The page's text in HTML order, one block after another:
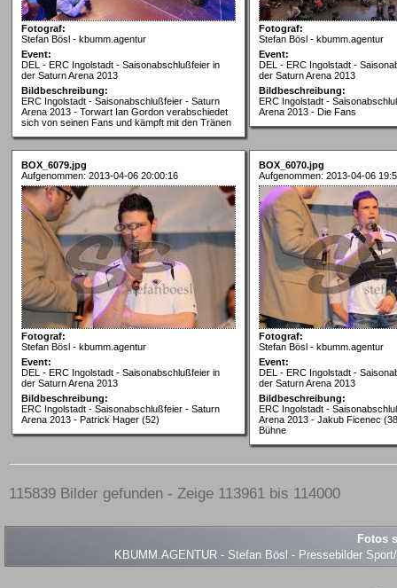
Fotograf:
Stefan Bösl - kbumm.agentur
Event:
DEL - ERC Ingolstadt - Saisonabschlußfeier in
der Saturn Arena 2013
Bildbeschreibung:
ERC Ingolstadt - Saisonabschlußfeier - Saturn
Arena 2013 - Torwart Ian Gordon verabschiedet
sich von seinen Fans und kämpft mit den Tränen
Fotograf:
Stefan Bösl - kbumm.agentur
Event:
DEL - ERC Ingolstadt -
der Saturn Arena 2013
Bildbeschreibung:
ERC Ingolstadt -
Arena 2013 - Die Fans
BOX_6079.jpg
Aufgenommen: 2013-04-06 20:00:16
Fotograf:
Stefan Bösl - kbumm.agentur
Event:
DEL - ERC Ingolstadt - Saisonabschlußfeier in
der Saturn Arena 2013
Bildbeschreibung:
ERC Ingolstadt - Saisonabschlußfeier - Saturn
Arena 2013 - Patrick Hager (52)
BOX_6070.jpg
Aufgenommen: 2013-04-06
Fotograf:
Stefan Bösl - kbumm.agentur
Event:
DEL - ERC Ingolstadt -
der Saturn Arena 2013
Bildbeschreibung:
ERC Ingolstadt -
Arena 2013 - Jakub Ficenec
Bühne
115839 Bilder gefunden - Zeige 113961 bis 114000
Fotos
KBUMM.AGENTUR - Stefan Bösl - Pressebilder